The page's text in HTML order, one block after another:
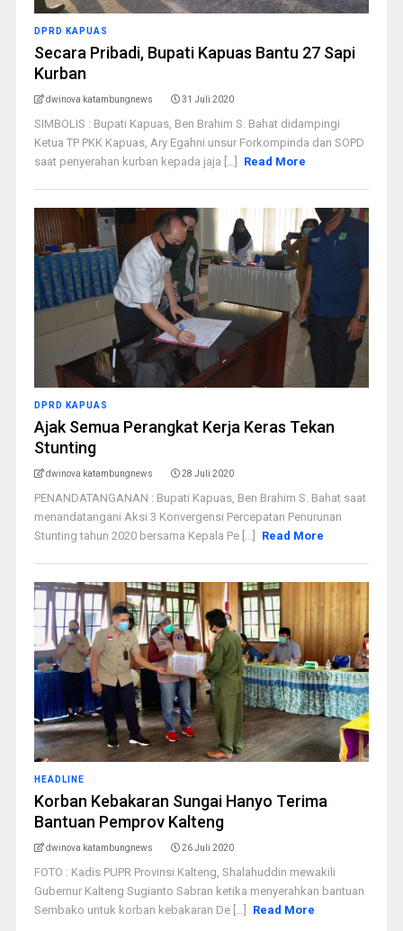
DPRD KAPUAS
Secara Pribadi, Bupati Kapuas Bantu 27 Sapi
Kurban
dwinova katambungnews 31 Juli 2020
SIMBOLIS : Bupati Kapuas, Ben Brahim S. Bahat didampingi
Ketua TP PKK Kapuas, Ary Egahni unsur Forkompinda dan SOPD
saat penyerahan kurban kepada jaja [...]
Read More
DPRD KAPUAS
Ajak Semua Perangkat Kerja Keras Tekan
Stunting
dwinova katambungnews 28 Juli 2020
PENANDATANGANAN : Bupati Kapuas, Ben Brahim S. Bahat saat
menandatangani Aksi 3 Konvergensi Percepatan Penurunan
Stunting tahun 2020 bersama Kepala Pe [...]
Read More
HEADLINE
Korban Kebakaran Sungai Hanyo Terima
Bantuan Pemprov Kalteng
dwinova katambungnews 26 Juli 2020
FOTO : Kadis PUPR Provinsi Kalteng, Shalahuddin mewakili
Gubernur Kalteng Sugianto Sabran ketika menyerahkan bantuan
Sembako untuk korban kebakaran De [...]
Read More